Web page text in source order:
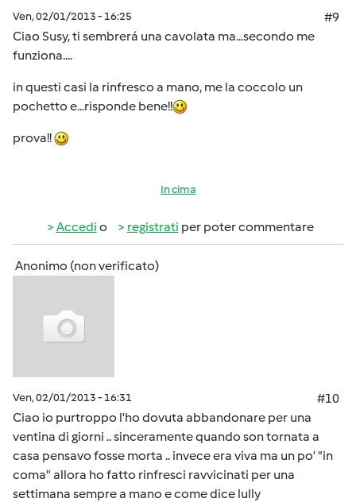
Ven, 02/01/2013 - 16:25
#9
Ciao Susy, ti sembrerá una cavolata ma...secondo me
funziona....
in questi casi la rinfresco a mano, me la coccolo un
pochetto e...risponde bene!!
prova!!
In cima
Accedi o registrati per poter commentare
Anonimo (non verificato)
Ven, 02/01/2013 - 16:31
#10
Ciao io purtroppo l'ho dovuta abbandonare per una
ventina di giorni .. sinceramente quando son tornata a
casa pensavo fosse morta .. invece era viva ma un po' "in
coma" allora ho fatto rinfresci ravvicinati per una
settimana sempre a mano e come dice lully